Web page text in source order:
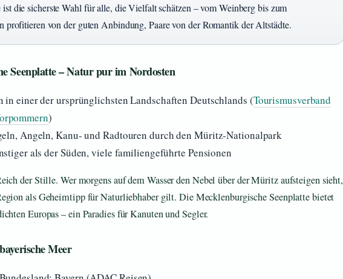
die sicherste Wahl für alle, die Vielfalt schätzen – vom Weinberg bis zum
profitieren von der guten Anbindung, Paare von der Romantik der Altstädte.
Seenplatte – Natur pur im Nordosten
in einer der ursprünglichsten Landschaften Deutschlands (Tourismusverband
)
Angeln, Kanu- und Radtouren durch den Müritz-Nationalpark
als der Süden, viele familiengeführte Pensionen
der Stille. Wer morgens auf dem Wasser den Nebel über der Müritz aufsteigen sieht,
als Geheimtipp für Naturliebhaber gilt. Die Mecklenburgische Seenplatte bietet
Europas – ein Paradies für Kanuten und Segler.
Meer